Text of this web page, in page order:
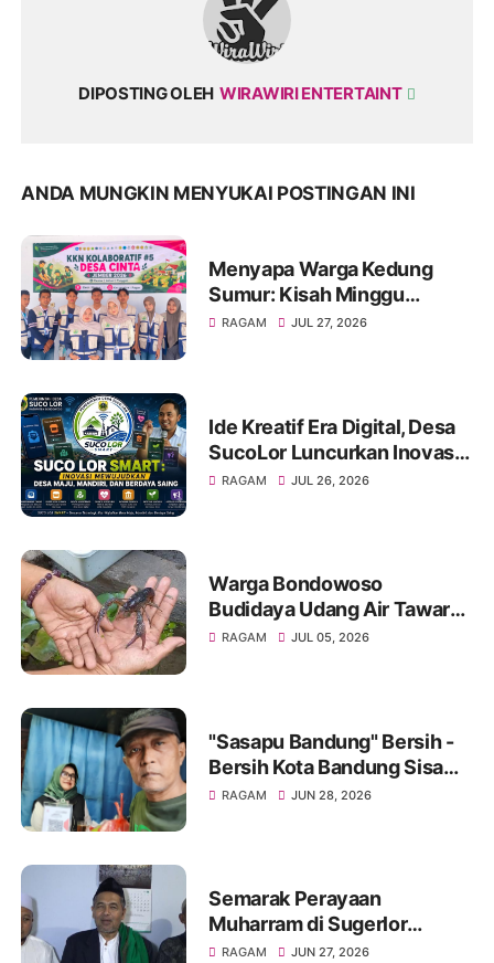
DIPOSTING OLEH WIRAWIRI ENTERTAINT
ANDA MUNGKIN MENYUKAI POSTINGAN INI
Menyapa Warga Kedung
Sumur: Kisah Minggu
Pertama KKN Desa Bagon
RAGAM JUL 27, 2026
Ide Kreatif Era Digital, Desa
SucoLor Luncurkan Inovasi
"SUCOLOR SMART"
RAGAM JUL 26, 2026
Warga Bondowoso
Budidaya Udang Air Tawar
Hasilkan Cuan Yang Luar
RAGAM JUL 05, 2026
"Sasapu Bandung" Bersih -
Bersih Kota Bandung Sisa
Bongkaran Bangunan Liar
RAGAM JUN 28, 2026
Semarak Perayaan
Muharram di Sugerlor
Maesan Bondowoso Santuni
RAGAM JUN 27, 2026